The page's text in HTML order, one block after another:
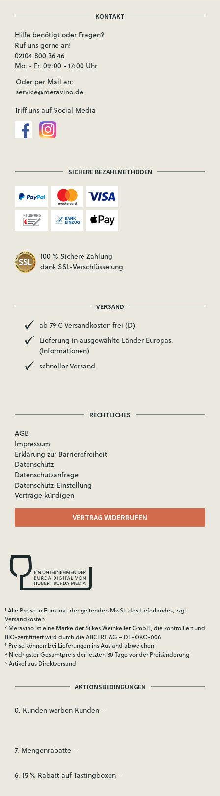
KONTAKT
Hilfe benötigt oder Fragen?
Ruf uns gerne an!
02104 800 36 46
Mo. - Fr. 09:00 - 17:00 Uhr
Oder per Mail an:
service@meravino.de
Triff uns auf Social Media
SICHERE BEZAHLMETHODEN
100 % Sichere Zahlung
dank SSL-Verschlüsselung
VERSAND
ab 79 € Versandkosten frei (D)
Lieferung in ausgewählte Länder Europas.
(Informationen)
schneller Versand
RECHTLICHES
AGB
Impressum
Erklärung zur Barrierefreiheit
Datenschutz
Datenschutzanfrage
Datenschutz-Einstellung
Verträge kündigen
VERTRAG WIDERRUFEN
¹ Alle Preise in Euro inkl. der geltenden MwSt. des Lieferlandes, zzgl.
Versandkosten
² Meravino ist eine Marke der Silkes Weinkeller GmbH, die kontrolliert und
BIO-zertifiziert wird durch die ABCERT AG – DE-ÖKO-006
³ Preise können bei Lieferungen ins Ausland abweichen
⁴ Niedrigster Gesamtpreis der letzten 30 Tage vor der Preisänderung
⁵ Artikel aus Direktversand
AKTIONSBEDINGUNGEN
0. Kunden werben Kunden
7. Mengenrabatte
6. 15 % Rabatt auf Tastingboxen